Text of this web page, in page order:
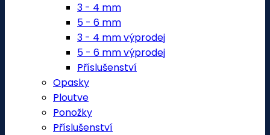
3 - 4 mm
5 - 6 mm
3 - 4 mm výprodej
5 - 6 mm výprodej
Příslušenství
Opasky
Ploutve
Ponožky
Příslušenství